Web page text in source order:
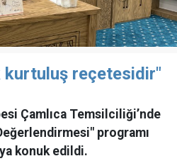
kurtuluş reçetesidir"
Çamlıca Temsilciliği’nde
programı
konuk edildi.